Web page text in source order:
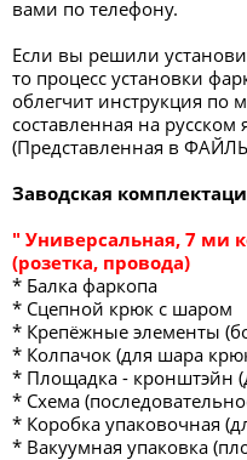
вами по телефону.
Если вы решили
то процесс установки
облегчит инструкция по
составленная на русском
(Представленная в
Заводская
" Универсальная, 7 ми
(розетка, провода)
* Балка фаркопа
* Сцепной крюк с шаром
* Крепёжные элементы
* Колпачок (для шара
* Площадка - кронштэйн
* Схема
* Коробка упаковочная
* Вакуумная упаковка